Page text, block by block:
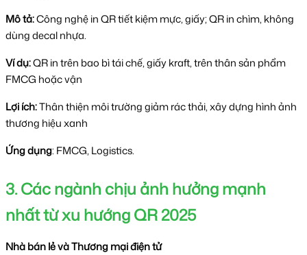
Mô tả:Công nghệ in QR tiết kiệm mực, giấy; QR in chìm, không
dùng decal nhựa.
Ví dụ:QR in trên bao bì tái chế, giấy kraft, trên thân sản phẩm
FMCG hoặc vận
Lợi ích:Thân thiện môi trường giảm rác thải, xây dựng hình ảnh
thương hiệu xanh
Ứng dụng: FMCG, Logistics.
3. Các ngành chịu ảnh hưởng mạnh
nhất từ xu hướng QR 2025
Nhà bán lẻ và Thương mại điện tử